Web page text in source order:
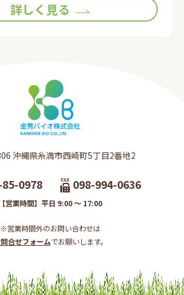
詳しく見る
沖縄県糸満市西崎町5丁目2番地2​
0978 098-994-0636
【営業時間】平日 9:00 ～ 17:00
※営業時間外のお問い合わせは
合せフォームでお願いします。​